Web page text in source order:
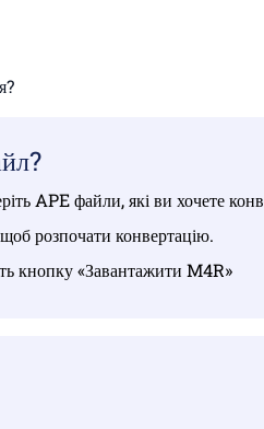
APE файли, які ви хочете
розпочати конвертацію.
кнопку «Завантажити M4R»